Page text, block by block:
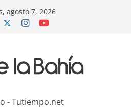
agosto 7, 2026
- Tutiempo.net